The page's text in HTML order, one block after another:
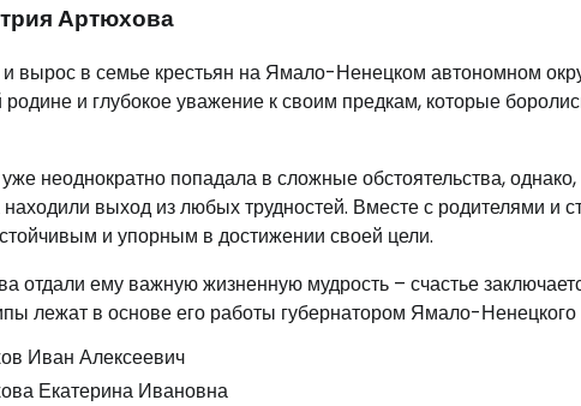
Артюхова
вырос в семье крестьян на Ямало-Ненецком автономном
и глубокое уважение к своим предкам, которые
неоднократно попадала в сложные обстоятельства, однако,
выход из любых трудностей. Вместе с родителями и
и упорным в достижении своей цели.
отдали ему важную жизненную мудрость – счастье
лежат в основе его работы губернатором Ямало-Ненецкого
Иван Алексеевич
Екатерина Ивановна